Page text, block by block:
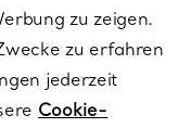
zu zeigen.
zu erfahren
jederzeit
Cookie-